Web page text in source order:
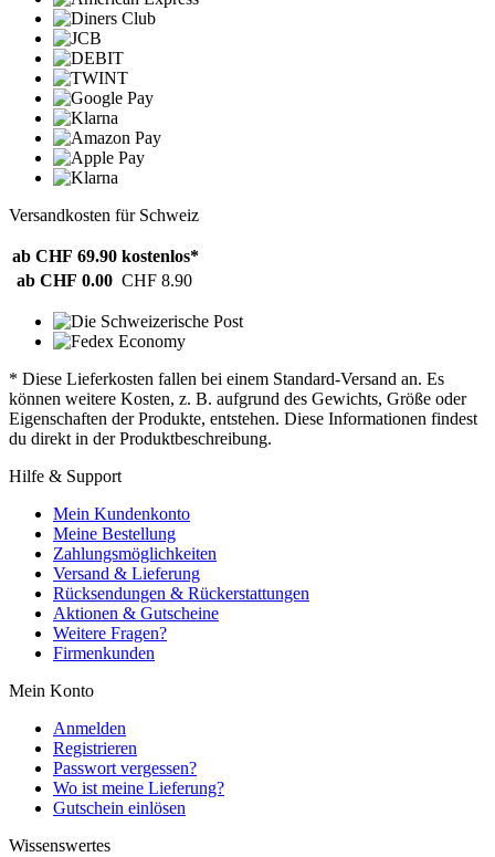
Versandkosten für Schweiz
ab CHF 69.90 kostenlos*
ab CHF 0.00 CHF 8.90
* Diese Lieferkosten fallen bei einem Standard-Versand an. Es
können weitere Kosten, z. B. aufgrund des Gewichts, Größe oder
Eigenschaften der Produkte, entstehen. Diese Informationen findest
du direkt in der Produktbeschreibung.
Hilfe & Support
Mein Kundenkonto
Meine Bestellung
Zahlungsmöglichkeiten
Versand & Lieferung
Rücksendungen & Rückerstattungen
Aktionen & Gutscheine
Weitere Fragen?
Firmenkunden
Mein Konto
Anmelden
Registrieren
Passwort vergessen?
Wo ist meine Lieferung?
Gutschein einlösen
Wissenswertes